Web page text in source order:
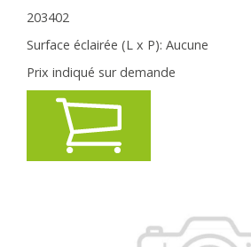
203402
Surface éclairée (L x P): Aucune
Prix indiqué sur demande